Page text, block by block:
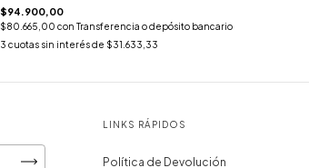
$94.900,00
$80.665,00 con Transferencia o depósito bancario
3 cuotas sin interés de $31.633,33
LINKS RÁPIDOS
Política de Devolución